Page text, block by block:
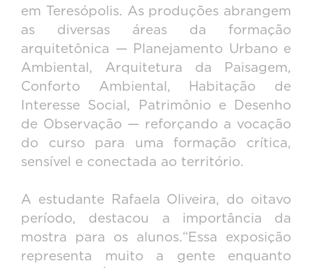
em Teresópolis. As produções abrangem
as diversas áreas da formação
arquitetônica — Planejamento Urbano e
Ambiental, Arquitetura da Paisagem,
Conforto Ambiental, Habitação de
Interesse Social, Patrimônio e Desenho
de Observação — reforçando a vocação
do curso para uma formação crítica,
sensível e conectada ao território.
A estudante Rafaela Oliveira, do oitavo
período, destacou a importância da
mostra para os alunos.“Essa exposição
representa muito a gente enquanto